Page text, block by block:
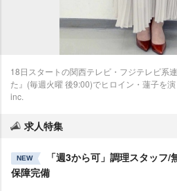
18日スタートの関西テレビ・フジテレビ系
た』(毎週火曜 後9:00)でヒロイン・蓮子を
inc.
求人特集
NEW
「週3から可」調理スタッフ
保障完備